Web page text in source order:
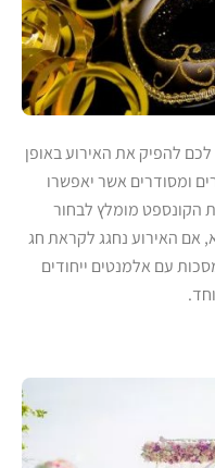
להפיק את האירוע באופן
ומסודרים אשר יאפשרו
הקונספט מומלץ לבחור
אם האירוע נחגג לקראת חג
עם אלמנטים ייחודים